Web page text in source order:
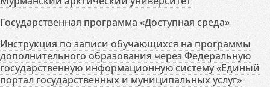
Государственная программа «Доступная среда»
Инструкция по записи обучающихся на программы
дополнительного образования через Федеральную
государственную информационную систему «Единый
портал государственных и муниципальных услуг»